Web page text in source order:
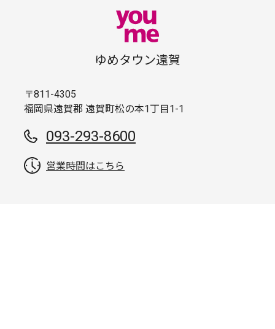
ゆめタウン遠賀
〒811-4305
福岡県遠賀郡 遠賀町松の本1丁目1-1
093-293-8600
営業時間はこちら